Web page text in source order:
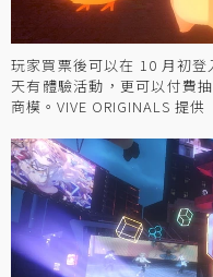
玩家買票後可以在 10 月初
天有體驗活動，更可以付費
商模。VIVE ORIGINALS 提供